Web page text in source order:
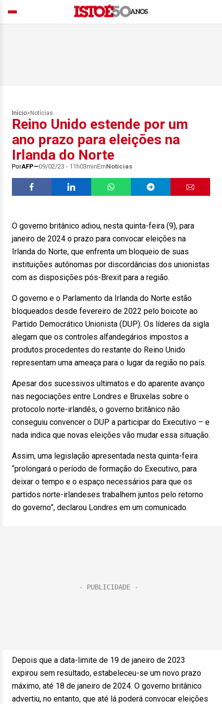
Início> Notícias
Reino Unido estende por um
ano prazo para eleições na
Irlanda do Norte
PorAFP 09/02/23 - 11h03minEmNotícias
O governo britânico adiou, nesta quinta-feira (9), para
janeiro de 2024 o prazo para convocar eleições na
Irlanda do Norte, que enfrenta um bloqueio de suas
instituições autônomas por discordâncias dos unionistas
com as disposições pós-Brexit para a região.
O governo e o Parlamento da Irlanda do Norte estão
bloqueados desde fevereiro de 2022 pelo boicote ao
Partido Democrático Unionista (DUP). Os líderes da sigla
alegam que os controles alfandegários impostos a
produtos procedentes do restante do Reino Unido
representam uma ameaça para o lugar da região no país.
Apesar dos sucessivos ultimatos e do aparente avanço
nas negociações entre Londres e Bruxelas sobre o
protocolo norte-irlandês, o governo britânico não
conseguiu convencer o DUP a participar do Executivo – e
nada indica que novas eleições vão mudar essa situação.
Assim, uma legislação apresentada nesta quinta-feira
“prolongará o período de formação do Executivo, para
deixar o tempo e o espaço necessários para que os
partidos norte-irlandeses trabalhem juntos pelo retorno
do governo”, declarou Londres em um comunicado.
Depois que a data-limite de 19 de janeiro de 2023
expirou sem resultado, estabeleceu-se um novo prazo
máximo, até 18 de janeiro de 2024. O governo britânico
advertiu, no entanto, que até lá poderá convocar eleições